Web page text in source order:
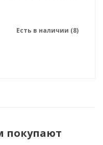
Есть в наличии (8)
покупают